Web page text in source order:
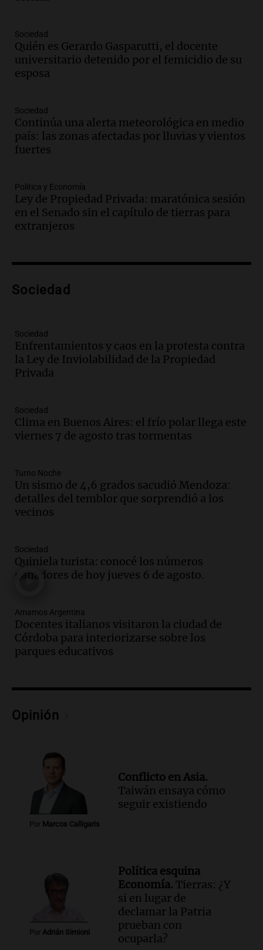
en suspenso a hombre por simular robo
de recaudación en San Luis
Panorama Federal
Episodios
ayuda por problemas de fertilidad y la
ostentación de millonarios
Amamos Argentina
Episodios
avanza con testimonios clave sobre el
accidente en Villa Dolores
Panorama Federal
Episodios
tributo todos los jueves
Episodios
sea, va a ser lindo”
La Cadena del Gol
Episodios
Audio.
mano es muy peligroso”
La Argentina, hoy
Episodios
sobre los parques educativos
Amamos Argentina
Episodios
Audio.
durante la primavera
Informados al regreso
Episodios
tras fuertes vientos
Panorama Federal
Episodios
Audio.
economía mejorará el próximo año
Episodios
ley de propiedad privada
Informados al regreso
Episodios
Audio.
Debate en el Senado y protesta
en Rosario contra la ley de Propiedad
Privada.
Manifestación en Rosario contra
la ley de Propiedad Privada debatida en
el Senado.
Viva la Radio Rosario
Episodios
Luis Juez cuestionó la polémica
Sociedad
Quién es Gerardo Gasparutti, el docente
universitario detenido por el femicidio de su
esposa
Sociedad
Continúa una alerta meteorológica en medio
país: las zonas afectadas por lluvias y vientos
fuertes
Política y Economía
Ley de Propiedad Privada: maratónica sesión
en el Senado sin el capítulo de tierras para
extranjeros
Sociedad
Sociedad
Enfrentamientos y caos en la protesta contra
la Ley de Inviolabilidad de la Propiedad
Privada
Sociedad
Clima en Buenos Aires: el frío polar llega este
viernes 7 de agosto tras tormentas
Turno Noche
Un sismo de 4,6 grados sacudió Mendoza:
detalles del temblor que sorprendió a los
vecinos
Sociedad
Quiniela turista: conocé los números
ganadores de hoy jueves 6 de agosto.
Amamos Argentina
Docentes italianos visitaron la ciudad de
Córdoba para interiorizarse sobre los
parques educativos
Opinión
Por Marcos Calligaris
Conflicto en Asia.
Taiwán ensaya cómo
seguir existiendo
Por Adrián Simioni
Política esquina
Economía. Tierras: ¿Y
si en lugar de
declamar la Patria
prueban con
ocuparla?